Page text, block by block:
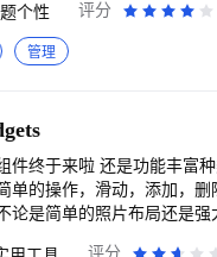
壁纸，让桌面更精彩，每
个性 评分
管理
件终于来啦 还是功能丰富
作，滑动，添加，删除，缩放，
论是简单的照片布局还是
评分